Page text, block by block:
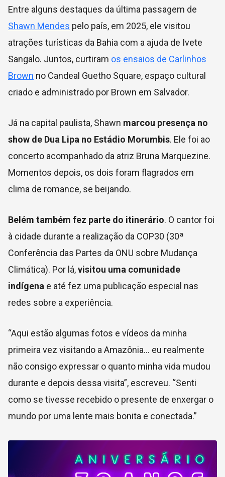
Entre alguns destaques da última passagem de
Shawn Mendes pelo país, em 2025, ele visitou
atrações turísticas da Bahia com a ajuda de Ivete
Sangalo. Juntos, curtiram os ensaios de Carlinhos
Brown no Candeal Guetho Square, espaço cultural
criado e administrado por Brown em Salvador.
Já na capital paulista, Shawn marcou presença no
show de Dua Lipa no Estádio Morumbis. Ele foi ao
concerto acompanhado da atriz Bruna Marquezine.
Momentos depois, os dois foram flagrados em
clima de romance, se beijando.
Belém também fez parte do itinerário. O cantor foi
à cidade durante a realização da COP30 (30ª
Conferência das Partes da ONU sobre Mudança
Climática). Por lá,visitou uma comunidade
indígena e até fez uma publicação especial nas
redes sobre a experiência.
“Aqui estão algumas fotos e vídeos da minha
primeira vez visitando a Amazônia… eu realmente
não consigo expressar o quanto minha vida mudou
durante e depois dessa visita”, escreveu. “Senti
como se tivesse recebido o presente de enxergar o
mundo por uma lente mais bonita e conectada.”